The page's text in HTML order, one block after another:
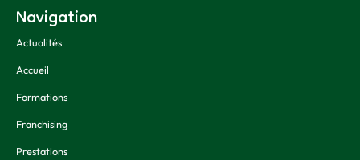
Navigation
Actualités
Accueil
Formations
Franchising
Prestations